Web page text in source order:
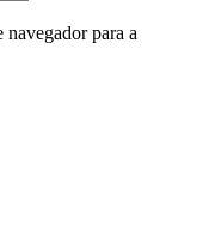
navegador para a